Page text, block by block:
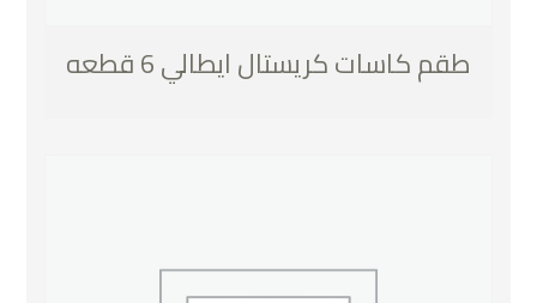
طقم كاسات كريستال ايطالي 6 قطعه